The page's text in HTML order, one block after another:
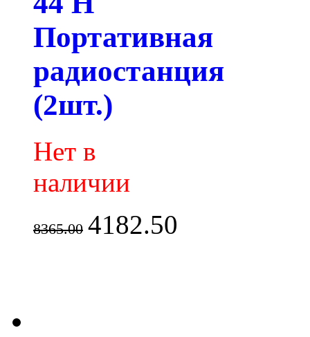
Портативная
радиостанция
(2шт.)
Нет в
наличии
8365.00 4182.50